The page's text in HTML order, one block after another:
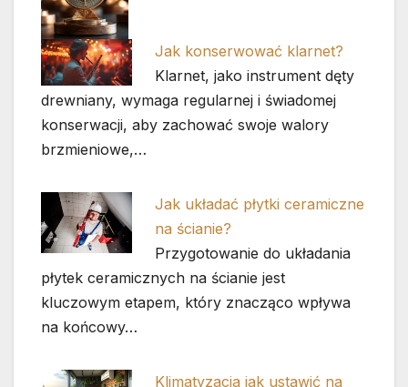
Jak konserwować klarnet?
Klarnet, jako instrument dęty
drewniany, wymaga regularnej i świadomej
konserwacji, aby zachować swoje walory
brzmieniowe,…
Jak układać płytki ceramiczne
na ścianie?
Przygotowanie do układania
płytek ceramicznych na ścianie jest
kluczowym etapem, który znacząco wpływa
na końcowy…
Klimatyzacja jak ustawić na